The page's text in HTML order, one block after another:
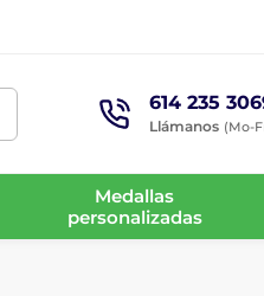
614 235
Llámanos (Mo-
Medallas
personalizadas